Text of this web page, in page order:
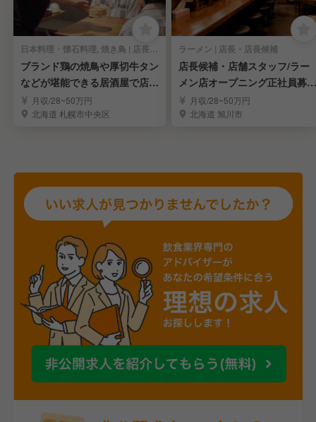
日本料理・懐石料理, 焼き鳥 | 店長・店長候補
ブランド鶏の焼鳥や厚切牛タン
などが堪能できる居酒屋で店
長・店長候補
月収/28~50万円
北海道 札幌市中央区
ラーメン | 店長・店長候補
店長候補・店舗スタッフ/ラー
メン店オープニング正社員募
集！月収/28~50万円
北海道 旭川市